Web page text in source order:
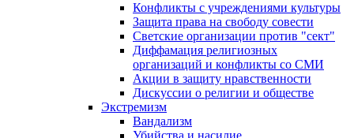
Конфликты с учреждениями культуры
Защита права на свободу совести
Светские организации против "сект"
Диффамация религиозных
организаций и конфликты со СМИ
Акции в защиту нравственности
Дискуссии о религии и обществе
Экстремизм
Вандализм